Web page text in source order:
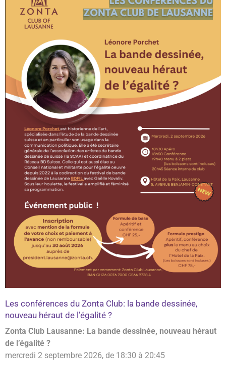
Les conférences du Zonta Club: la bande dessinée,
nouveau héraut de l’égalité ?
Zonta Club Lausanne: La bande dessinée, nouveau héraut
de l’égalité ?
mercredi 2 septembre 2026, de 18:30 à 20:45